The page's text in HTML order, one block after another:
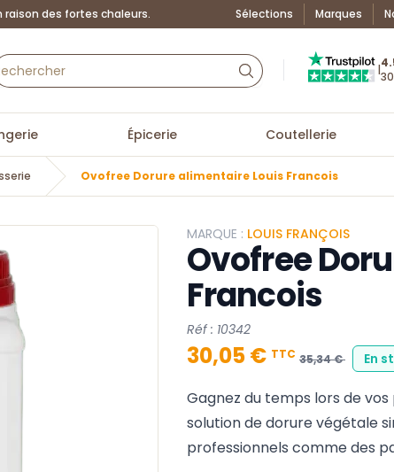
des fortes chaleurs. Sélections Marques
Truspilot : La
Épicerie Coutellerie
Ovofree Dorure alimentaire Louis Francois
MARQUE : LOUIS FRANÇOIS
Ovofree
Francois
Réf : 10342
30,05 € TTC 35,34 € En
Gagnez du temps lors de
solution de dorure végétale
professionnels comme des